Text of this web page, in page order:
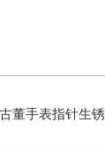
古董手表指针生